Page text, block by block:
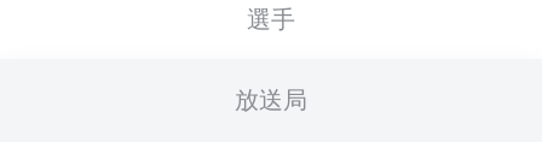
選手
放送局